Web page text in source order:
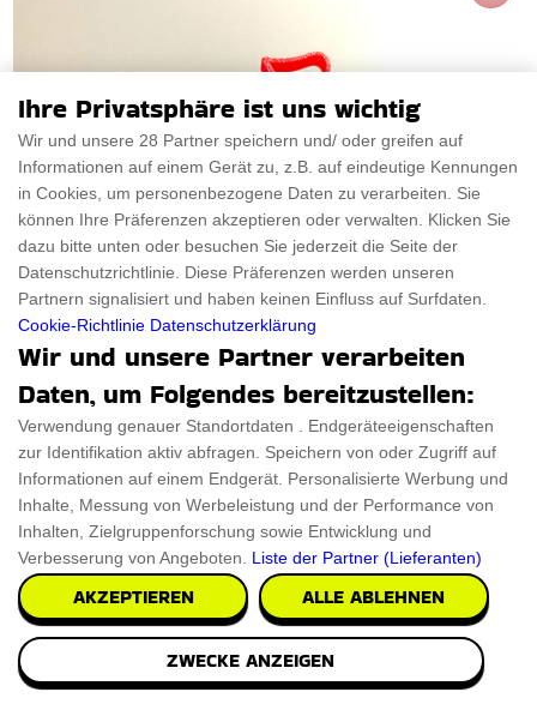
Flexibel Dinosaurier Oster Spielzeug
Das handgefertigte Flexibel Dinosaurier Oster Spielzeug ist
die ultimative Überraschung für Osterk
Ihre Privatsphäre ist uns wichtig
Wir und unsere 28 Partner speichern und/ oder greifen auf
Informationen auf einem Gerät zu, z.B. auf eindeutige Kennungen
in Cookies, um personenbezogene Daten zu verarbeiten. Sie
können Ihre Präferenzen akzeptieren oder verwalten. Klicken Sie
dazu bitte unten oder besuchen Sie jederzeit die Seite der
Datenschutzrichtlinie. Diese Präferenzen werden unseren
Partnern signalisiert und haben keinen Einfluss auf Surfdaten.
Cookie-Richtlinie Datenschutzerklärung
Wir und unsere Partner verarbeiten
Daten, um Folgendes bereitzustellen:
Verwendung genauer Standortdaten . Endgeräteeigenschaften
zur Identifikation aktiv abfragen. Speichern von oder Zugriff auf
Informationen auf einem Endgerät. Personalisierte Werbung und
Inhalte, Messung von Werbeleistung und der Performance von
Inhalten, Zielgruppenforschung sowie Entwicklung und
Verbesserung von Angeboten. Liste der Partner (Lieferanten)
AKZEPTIEREN ALLE ABLEHNEN
ZWECKE ANZEIGEN